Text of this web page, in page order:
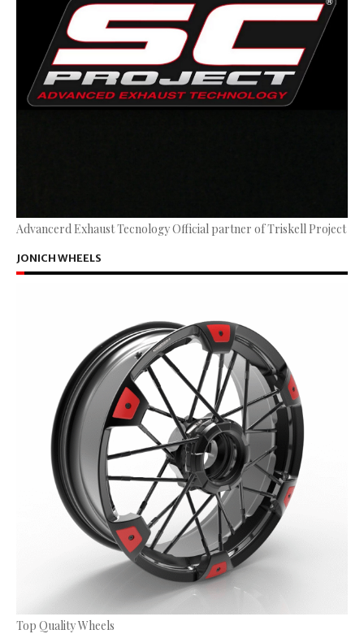
Advancerd Exhaust Tecnology Official partner of Triskell Project
JONICH WHEELS
Top Quality Wheels